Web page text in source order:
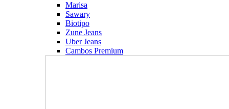
Marisa
Sawary
Biotipo
Zune Jeans
Uber Jeans
Cambos Premium